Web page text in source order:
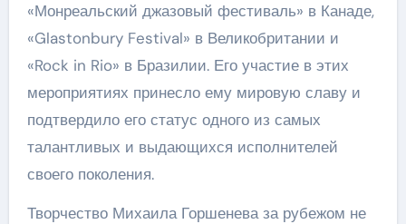
«Монреальский джазовый фестиваль» в Канаде,
«Glastonbury Festival» в Великобритании и
«Rock in Rio» в Бразилии. Его участие в этих
мероприятиях принесло ему мировую славу и
подтвердило его статус одного из самых
талантливых и выдающихся исполнителей
своего поколения.
Творчество Михаила Горшенева за рубежом не